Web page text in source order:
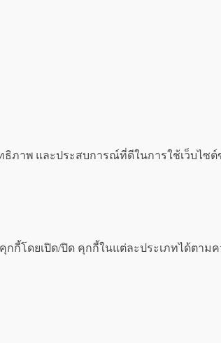
ธิภาพ และประสบการณ์ที่ดีในการใช้เว็บไซ
กี้โดยเปิด/ปิด คุกกี้ในแต่ละประเภทได้ตาม